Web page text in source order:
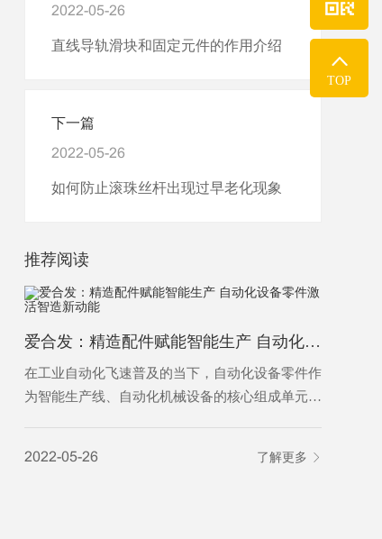
2022-05-26
直线导轨滑块和固定元件的作用介绍
下一篇
2022-05-26
如何防止滚珠丝杆出现过早老化现象
推荐阅读
爱合发：精造配件赋能智能生产 自动化设备零件激活智造新动能
在工业自动化飞速普及的当下，自动化设备零件作
为智能生产线、自动化机械设备的核心组成单元，
各司其职，支撑着工业自动化设备完成自动化输
2022-05-26 了解更多
TOP